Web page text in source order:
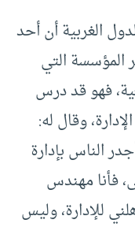
الغربية أن أحد
المؤسسة التي
فهو قد درس
وقال له:
الناس بإدارة
فأنا مهندس
للإدارة، وليس